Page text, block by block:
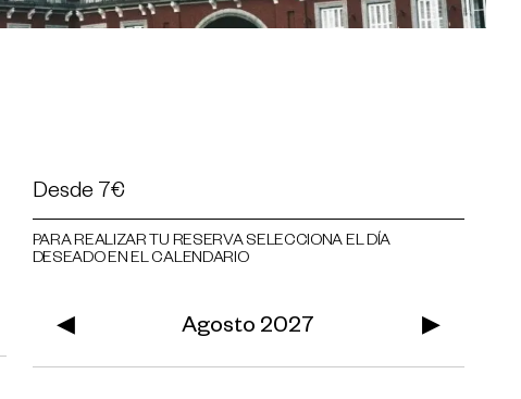
Desde 7€
PARA REALIZAR TU RESERVA SELECCIONA EL DÍA
DESEADO EN EL CALENDARIO
◀ Agosto 2027 ▶